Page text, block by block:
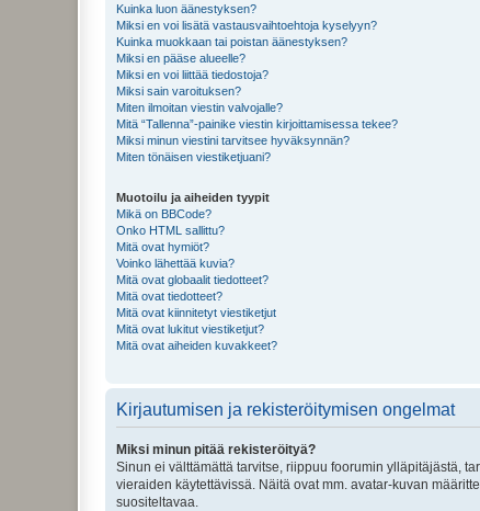
Kuinka luon äänestyksen?
Miksi en voi lisätä vastausvaihtoehtoja kyselyyn?
Kuinka muokkaan tai poistan äänestyksen?
Miksi en pääse alueelle?
Miksi en voi liittää tiedostoja?
Miksi sain varoituksen?
Miten ilmoitan viestin valvojalle?
Mitä “Tallenna”-painike viestin kirjoittamisessa tekee?
Miksi minun viestini tarvitsee hyväksynnän?
Miten tönäisen viestiketjuani?
Muotoilu ja aiheiden tyypit
Mikä on BBCode?
Onko HTML sallittu?
Mitä ovat hymiöt?
Voinko lähettää kuvia?
Mitä ovat globaalit tiedotteet?
Mitä ovat tiedotteet?
Mitä ovat kiinnitetyt viestiketjut
Mitä ovat lukitut viestiketjut?
Mitä ovat aiheiden kuvakkeet?
Kirjautumisen ja rekisteröitymisen ongelmat
Miksi minun pitää rekisteröityä?
Sinun ei välttämättä tarvitse, riippuu foorumin ylläpitäjästä,
vieraiden käytettävissä. Näitä ovat mm. avatar-kuvan
suositeltavaa.